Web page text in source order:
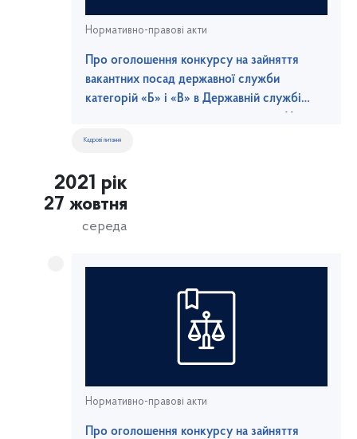
Нормативно-правові акти
Про оголошення конкурсу на зайняття
вакантних посад державної служби
категорій «Б» і «В» в Державній службі
Кадрові питання
2021 рік
27 жовтня
середа
Нормативно-правові акти
Про оголошення конкурсу на зайняття